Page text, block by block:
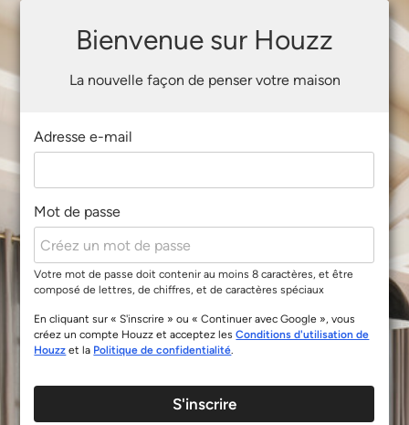
Bienvenue sur Houzz
La nouvelle façon de penser votre maison
Adresse e-mail
Mot de passe
Votre mot de passe doit contenir au moins 8 caractères, et être
composé de lettres, de chiffres, et de caractères spéciaux
En cliquant sur « S'inscrire » ou « Continuer avec Google », vous
créez un compte Houzz et acceptez lesConditions d'utilisation de
Houzz et la Politique de confidentialité.
S'inscrire